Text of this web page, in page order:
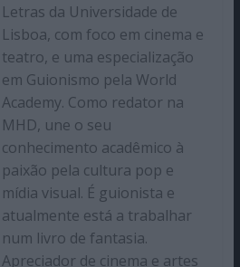
Letras da Universidade de
Lisboa, com foco em cinema e
teatro, e uma especialização
em Guionismo pela World
Academy. Como redator na
MHD, une o seu
conhecimento acadêmico à
paixão pela cultura pop e
mídia visual. É guionista e
atualmente está a trabalhar
num livro de fantasia.
Apreciador de cinema e artes